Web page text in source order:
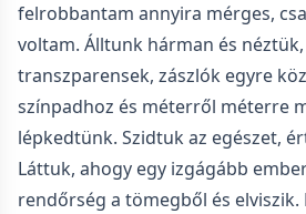
felrobbantam annyira mérges,
voltam. Álltunk hárman és
transzparensek, zászlók egyre
színpadhoz és méterről méterre
lépkedtünk. Szidtuk az egészet,
Láttuk, ahogy egy izgágább
rendőrség a tömegből és elviszik.